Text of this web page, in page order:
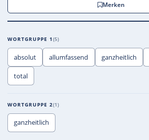
Merken
WORTGRUPPE 1 5
absolut allumfassend ganzheitlich
total
WORTGRUPPE 2 1
ganzheitlich